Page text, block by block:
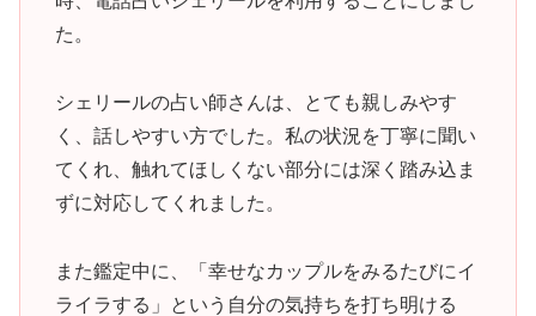
た。
シェリールの占い師さんは、とても親しみやす
く、話しやすい方でした。私の状況を丁寧に聞い
てくれ、触れてほしくない部分には深く踏み込ま
ずに対応してくれました。
また鑑定中に、「幸せなカップルをみるたびにイ
ライラする」という自分の気持ちを打ち明ける